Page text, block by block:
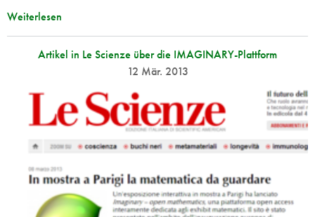
Weiterlesen
Artikel in Le Scienze über die IMAGINARY-Plattform
12 Mär. 2013